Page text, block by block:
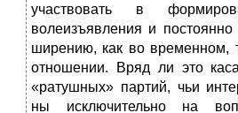
участвовать в
волеизъявления и
ширению, как во временном,
отношении. Вряд ли это
«ратушных» партий, чьи
ны исключительно на